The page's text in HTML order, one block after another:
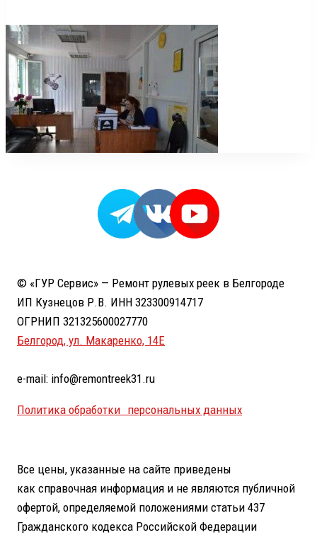
© «ГУР Сервис» — Ремонт рулевых реек в Белгороде
ИП Кузнецов Р.В. ИНН 323300914717
ОГРНИП 321325600027770
Белгород, ул. Макаренко, 14Е
e-mail: info@remontreek31.ru
Политика обработки персональных данных
Все цены, указанные на сайте приведены
как справочная информация и не являются публичной
офертой, определяемой положениями статьи 437
Гражданского кодекса Российской Федерации